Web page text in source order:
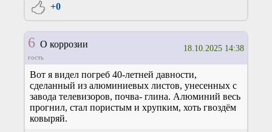
+0
6О коррозии
гость
18.10.2025 14:38
Вот я видел погреб 40-летней давности,
сделанный из алюминиевых листов, унесенных с
завода телевизоров, почва- глина. Алюминий весь
прогнил, стал пористым и хрупким, хоть гвоздём
ковыряй.